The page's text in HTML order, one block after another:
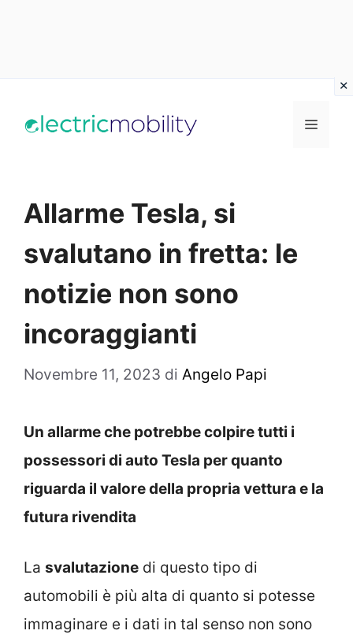
Menu
Allarme Tesla, si
svalutano in fretta: le
notizie non sono
incoraggianti
Novembre 11, 2023 di Angelo Papi
Un allarme che potrebbe colpire tutti i
possessori di auto Tesla per quanto
riguarda il valore della propria vettura e la
futura rivendita
La svalutazione di questo tipo di
automobili è più alta di quanto si potesse
immaginare e i dati in tal senso non sono